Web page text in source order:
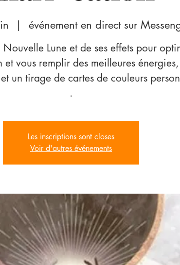
  |
événement en direct sur
Lune et de ses effets pour
vous remplir des meilleures
un tirage de cartes de couleurs
.
Les inscriptions sont closes
Voir d'autres événements